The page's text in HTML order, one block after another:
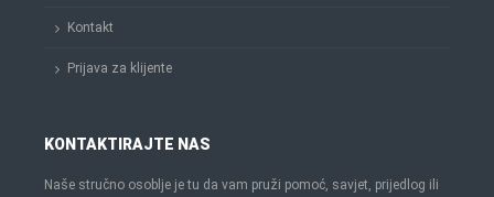
Kontakt
Prijava za klijente
KONTAKTIRAJTE NAS
Naše stručno osoblje je tu da vam pruži pomoć, savjet, prijedlog ili